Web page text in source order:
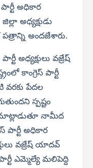
పార్టీ అధికార
అధ్యక్షుడు
అందజేశారు.
అధ్యక్షులు వజ్రేష్
కాంగ్రెస్ పార్టీ
పేదల
స్పష్టం
నామీద
పార్టీ అధికార
వజ్రేష్ యాదవ్
ఎమ్మెల్యే మలిపెద్ది